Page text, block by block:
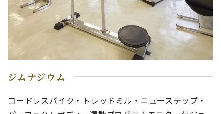
ジムナジウム
コードレスバイク・トレッドミル・ニューステップ・